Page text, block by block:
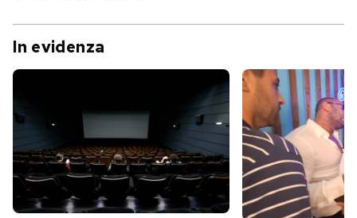
In evidenza